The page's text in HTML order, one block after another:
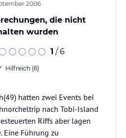
2006
die nicht
wurden
1 / 6
Hilfreich (6)
hatten zwei Events bei
nach Tobi-Island
Riffs aber lagen
Eine Führung zu